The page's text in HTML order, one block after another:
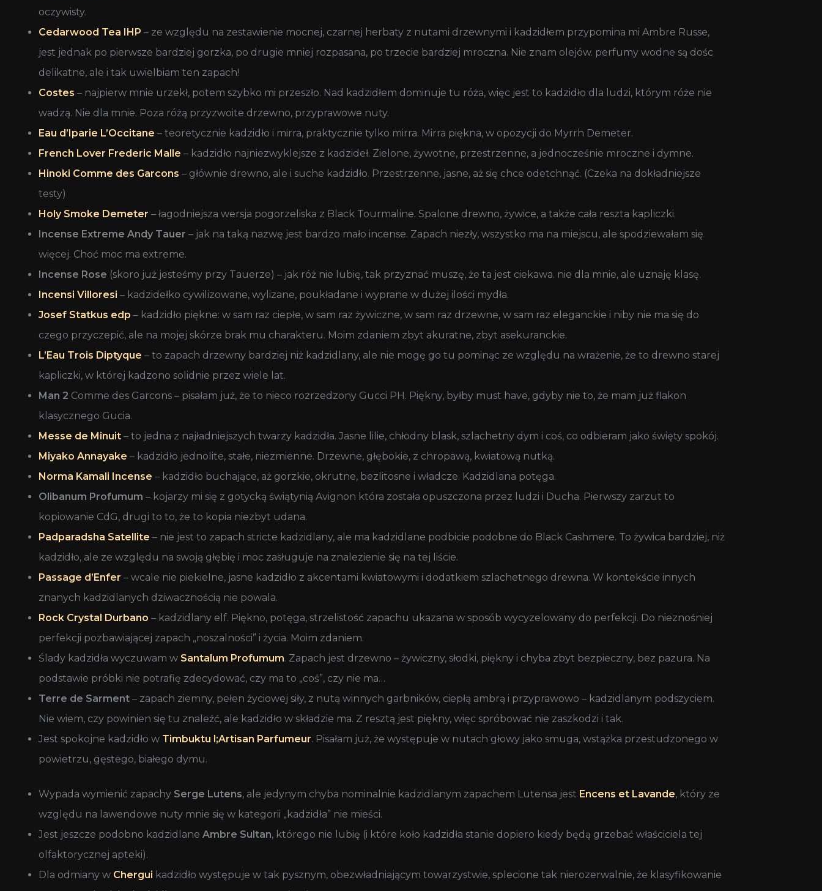
oczywisty.
Cedarwood Tea IHP – ze względu na zestawienie mocnej, czarnej herbaty z nutami drzewnymi i kadzidłem przypomina mi Ambre Russe,
jest jednak po pierwsze bardziej gorzka, po drugie mniej rozpasana, po trzecie bardziej mroczna. Nie znam olejów. perfumy wodne są dośc
delikatne, ale i tak uwielbiam ten zapach!
Costes – najpierw mnie urzekł, potem szybko mi przeszło. Nad kadzidłem dominuje tu róża, więc jest to kadzidło dla ludzi, którym róże nie
wadzą. Nie dla mnie. Poza różą przyzwoite drzewno, przyprawowe nuty.
Eau d’Iparie L’Occitane – teoretycznie kadzidło i mirra, praktycznie tylko mirra. Mirra piękna, w opozycji do Myrrh Demeter.
French Lover Frederic Malle – kadzidło najniezwyklejsze z kadzideł. Zielone, żywotne, przestrzenne, a jednocześnie mroczne i dymne.
Hinoki Comme des Garcons – głównie drewno, ale i suche kadzidło. Przestrzenne, jasne, aż się chce odetchnąć. (Czeka na dokładniejsze
testy)
Holy Smoke Demeter – łagodniejsza wersja pogorzeliska z Black Tourmaline. Spalone drewno, żywice, a także cała reszta kapliczki.
Incense Extreme Andy Tauer – jak na taką nazwę jest bardzo mało incense. Zapach niezły, wszystko ma na miejscu, ale spodziewałam się
więcej. Choć moc ma extreme.
Incense Rose (skoro już jesteśmy przy Tauerze) – jak róż nie lubię, tak przyznać muszę, że ta jest ciekawa. nie dla mnie, ale uznaję klasę.
Incensi Villoresi – kadzidełko cywilizowane, wylizane, poukładane i wyprane w dużej ilości mydła.
Josef Statkus edp – kadzidło piękne: w sam raz ciepłe, w sam raz żywiczne, w sam raz drzewne, w sam raz eleganckie i niby nie ma się do
czego przyczepić, ale na mojej skórze brak mu charakteru. Moim zdaniem zbyt akuratne, zbyt asekuranckie.
L’Eau Trois Diptyque – to zapach drzewny bardziej niż kadzidlany, ale nie mogę go tu pominąc ze względu na wrażenie, że to drewno starej
kapliczki, w której kadzono solidnie przez wiele lat.
Man 2 Comme des Garcons – pisałam już, że to nieco rozrzedzony Gucci PH. Piękny, byłby must have, gdyby nie to, że mam już flakon
klasycznego Gucia.
Messe de Minuit – to jedna z najładniejszych twarzy kadzidła. Jasne lilie, chłodny blask, szlachetny dym i coś, co odbieram jako święty spokój.
Miyako Annayake – kadzidło jednolite, stałe, niezmienne. Drzewne, głębokie, z chropawą, kwiatową nutką.
Norma Kamali Incense – kadzidło buchające, aż gorzkie, okrutne, bezlitosne i władcze. Kadzidlana potęga.
Olibanum Profumum – kojarzy mi się z gotycką świątynią Avignon która została opuszczona przez ludzi i Ducha. Pierwszy zarzut to
kopiowanie CdG, drugi to to, że to kopia niezbyt udana.
Padparadsha Satellite – nie jest to zapach stricte kadzidlany, ale ma kadzidlane podbicie podobne do Black Cashmere. To żywica bardziej, niż
kadzidło, ale ze względu na swoją głębię i moc zasługuje na znalezienie się na tej liście.
Passage d’Enfer – wcale nie piekielne, jasne kadzidło z akcentami kwiatowymi i dodatkiem szlachetnego drewna. W kontekście innych
znanych kadzidlanych dziwacznością nie powala.
Rock Crystal Durbano – kadzidlany elf. Piękno, potęga, strzelistość zapachu ukazana w sposób wycyzelowany do perfekcji. Do nieznośniej
perfekcji pozbawiającej zapach „noszalności” i życia. Moim zdaniem.
Ślady kadzidła wyczuwam w Santalum Profumum. Zapach jest drzewno – żywiczny, słodki, piękny i chyba zbyt bezpieczny, bez pazura. Na
podstawie próbki nie potrafię zdecydować, czy ma to „coś”, czy nie ma…
Terre de Sarment – zapach ziemny, pełen życiowej siły, z nutą winnych garbników, ciepłą ambrą i przyprawowo – kadzidlanym podszyciem.
Nie wiem, czy powinien się tu znaleźć, ale kadzidło w składzie ma. Z resztą jest piękny, więc spróbować nie zaszkodzi i tak.
Jest spokojne kadzidło w Timbuktu l;Artisan Parfumeur. Pisałam już, że występuje w nutach głowy jako smuga, wstążka przestudzonego w
powietrzu, gęstego, białego dymu.
Wypada wymienić zapachy Serge Lutens, ale jedynym chyba nominalnie kadzidlanym zapachem Lutensa jest Encens et Lavande, który ze
względu na lawendowe nuty mnie się w kategorii „kadzidła” nie mieści.
Jest jeszcze podobno kadzidlane Ambre Sultan, którego nie lubię (i które koło kadzidła stanie dopiero kiedy będą grzebać właściciela tej
olfaktorycznej apteki).
Dla odmiany w Chergui kadzidło występuje w tak pysznym, obezwładniającym towarzystwie, splecione tak nierozerwalnie, że klasyfikowanie